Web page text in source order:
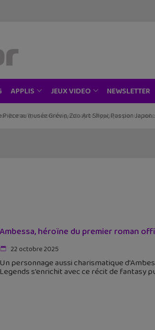
APPLIS JEUX VIDEO NEWSLETTER
au musée Grévin, Zoo Art Show, Passion Japon…
Ambessa, héroïne du premier roman
22 octobre 2025
Un personnage aussi charismatique
Legends s'enrichit avec ce récit de fantasy